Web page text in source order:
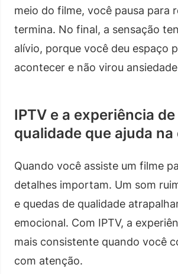
meio do filme, você pausa para
termina. No final, a sensação
alívio, porque você deu espaço
acontecer e não virou
IPTV e a experiência
qualidade que ajuda na
Quando você assiste um filme
detalhes importam. Um som
e quedas de qualidade
emocional. Com IPTV, a
mais consistente quando você
com atenção.